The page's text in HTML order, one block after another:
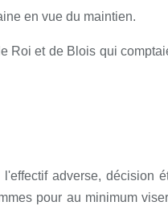
en vue du maintien.
Roi et de Blois qui
adverse, décision
pour au minimum